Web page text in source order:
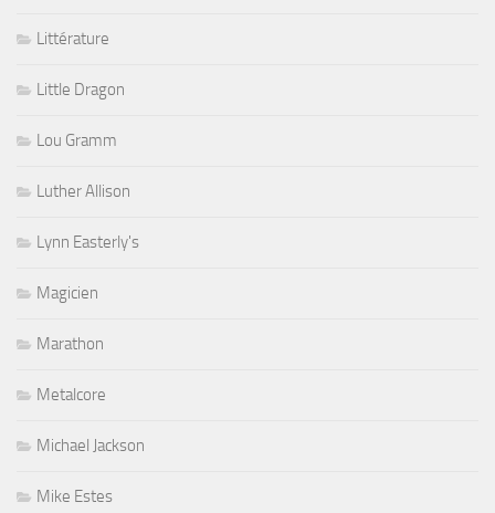
Littérature
Little Dragon
Lou Gramm
Luther Allison
Lynn Easterly's
Magicien
Marathon
Metalcore
Michael Jackson
Mike Estes